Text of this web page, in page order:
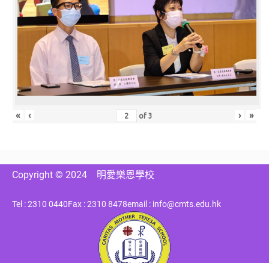
« ‹ of3 › »
Copyright © 2024 明愛樂恩學校
Tel : 2310 0440Fax : 2310 8478email : info@cmts.edu.hk